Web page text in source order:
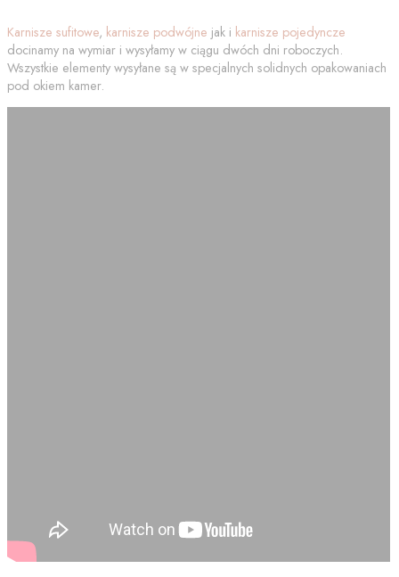
Karnisze sufitowe, karnisze podwójne jak i karnisze pojedyncze
docinamy na wymiar i wysyłamy w ciągu dwóch dni roboczych.
Wszystkie elementy wysyłane są w specjalnych solidnych opakowaniach
pod okiem kamer.